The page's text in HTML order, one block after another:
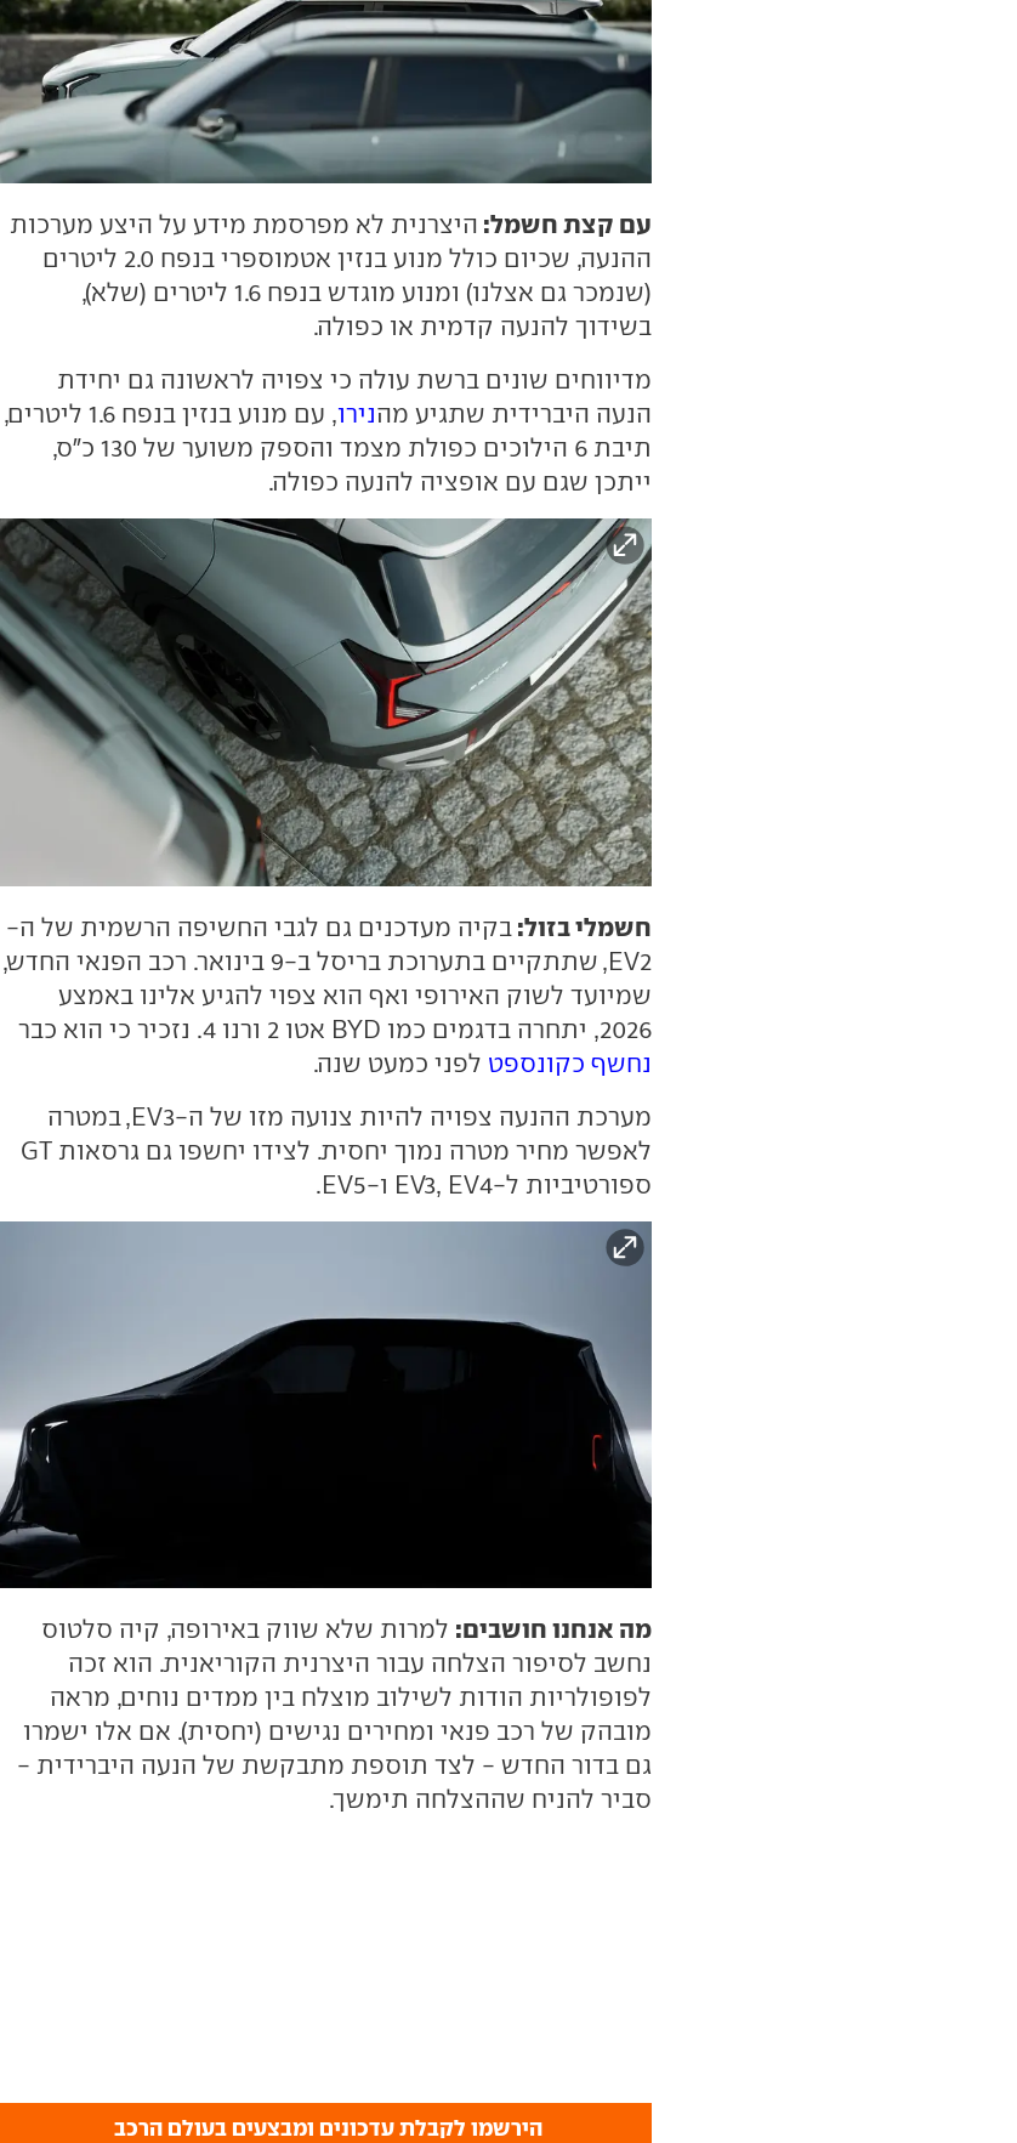
עם קצת חשמל: היצרנית לא מפרסמת מידע על היצע מערכות
ההנעה, שכיום כולל מנוע בנזין אטמוספרי בנפח 2.0 ליטרים
(שנמכר גם אצלנו) ומנוע מוגדש בנפח 1.6 ליטרים (שלא),
בשידוך להנעה קדמית או כפולה.
מדיווחים שונים ברשת עולה כי צפויה לראשונה גם יחידת
הנעה היברידית שתגיע מהנירו
, עם מנוע בנזין בנפח 1.6 ליטרים,
תיבת 6 הילוכים כפולת מצמד והספק משוער של 130 כ"ס,
ייתכן שגם עם אופציה להנעה כפולה.
חשמלי בזול: בקיה מעדכנים גם לגבי החשיפה הרשמית של ה-
EV2, שתתקיים בתערוכת בריסל ב-9 בינואר. רכב הפנאי החדש,
שמיועד לשוק האירופי ואף הוא צפוי להגיע אלינו באמצע
2026, יתחרה בדגמים כמו BYD אטו 2 ורנו 4. נזכיר כי הוא כבר
נחשף כקונספט לפני כמעט שנה.
מערכת ההנעה צפויה להיות צנועה מזו של ה-EV3, במטרה
לאפשר מחיר מטרה נמוך יחסית. לצידו יחשפו גם גרסאות GT
ספורטיביות ל-EV3, EV4 ו-EV5.
מה אנחנו חושבים: למרות שלא שווק באירופה, קיה סלטוס
נחשב לסיפור הצלחה עבור היצרנית הקוריאנית. הוא זכה
לפופולריות הודות לשילוב מוצלח בין ממדים נוחים, מראה
מובהק של רכב פנאי ומחירים נגישים (יחסית). אם אלו ישמרו
גם בדור החדש - לצד תוספת מתבקשת של הנעה היברידית -
סביר להניח שההצלחה תימשך.
הירשמו לקבלת עדכונים ומבצעים בעולם הרכב